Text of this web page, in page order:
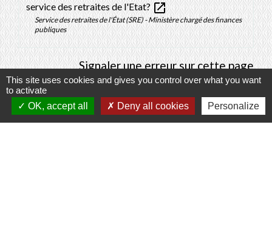
service des retraites de l'Etat?open_in_new
Service des retraites de l'État (SRE) - Ministère chargé des finances
publiques
Signaler une erreur sur cette page
This site uses cookies and gives you control over what you want
to activate
OK, accept all
Deny all cookies Personalize